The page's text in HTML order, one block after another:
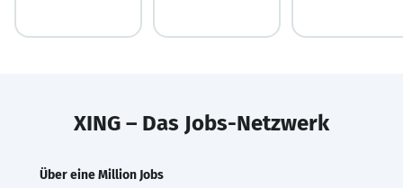
XING – Das Jobs-Netzwerk
Über eine Million Jobs